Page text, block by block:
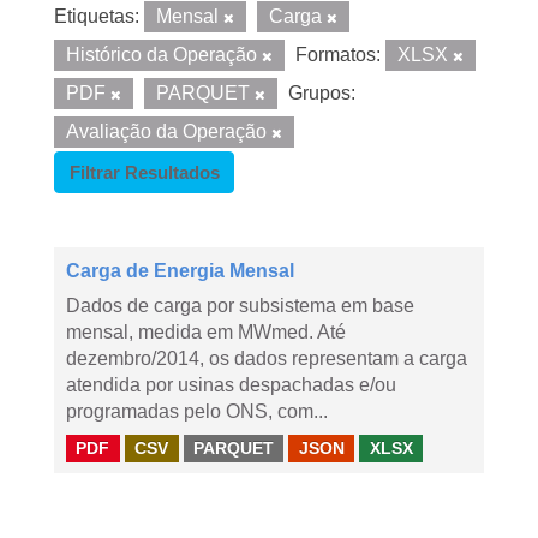
Etiquetas: Mensal
Carga
Histórico da Operação
Formatos:
XLSX
PDF
PARQUET
Grupos:
Avaliação da Operação
Filtrar Resultados
Carga de Energia Mensal
Dados de carga por subsistema em base
mensal, medida em MWmed. Até
dezembro/2014, os dados representam a carga
atendida por usinas despachadas e/ou
programadas pelo ONS, com...
PDF CSV PARQUET JSON XLSX